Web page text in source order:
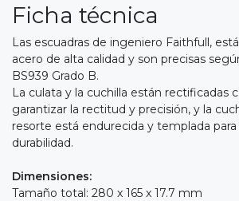
Ficha técnica
Las escuadras de ingeniero Faithfull,
acero de alta calidad y son precisas
BS939 Grado B.
La culata y la cuchilla están rectificadas
garantizar la rectitud y precisión, y la
resorte está endurecida y templada
durabilidad.
Dimensiones:
Tamaño total: 280 x 165 x 17.7 mm